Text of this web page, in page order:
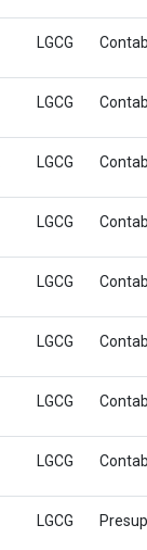
LGCG
LGCG
LGCG
LGCG
LGCG
LGCG
LGCG
LGCG
LGCG